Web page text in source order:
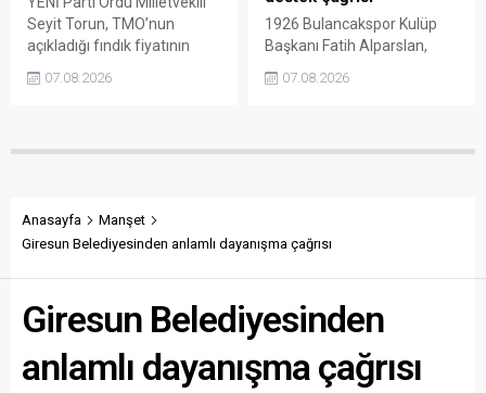
Seyit Torun, TMO’nun
açıkladığı fındık fiyatının
karşılamadığını söyledi.
“Üreticinin alın terini yabancı
07.08.2026
1926 Bulancakspor Kulüp
Başkanı Fatih Alparslan,
tesisleşmeden kurumsal
attıklarını belirterek iş
olmaya çağırdı.
07.08.2026
Anasayfa
Manşet
Giresun Belediyesinden anlamlı dayanışma çağrısı
Giresun Belediyesinden
anlamlı dayanışma çağrısı